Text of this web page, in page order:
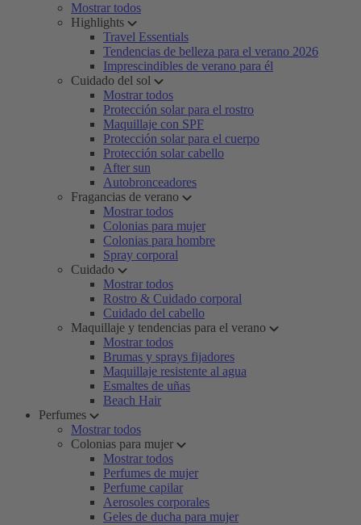
Mostrar todos
Highlights
Travel Essentials
Tendencias de belleza para el verano 2026
Imprescindibles de verano para él
Cuidado del sol
Mostrar todos
Protección solar para el rostro
Maquillaje con SPF
Protección solar para el cuerpo
Protección solar cabello
After sun
Autobronceadores
Fragancias de verano
Mostrar todos
Colonias para mujer
Colonias para hombre
Spray corporal
Cuidado
Mostrar todos
Rostro & Cuidado corporal
Cuidado del cabello
Maquillaje y tendencias para el verano
Mostrar todos
Brumas y sprays fijadores
Maquillaje resistente al agua
Esmaltes de uñas
Beach Hair
Perfumes
Mostrar todos
Colonias para mujer
Mostrar todos
Perfumes de mujer
Perfume capilar
Aerosoles corporales
Geles de ducha para mujer